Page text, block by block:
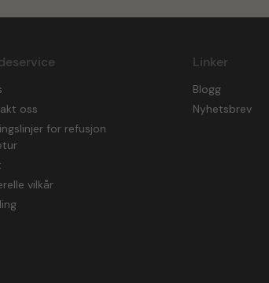
oss
for refusjon
vilkår
Linker
Blogg
Nyhetsbrev